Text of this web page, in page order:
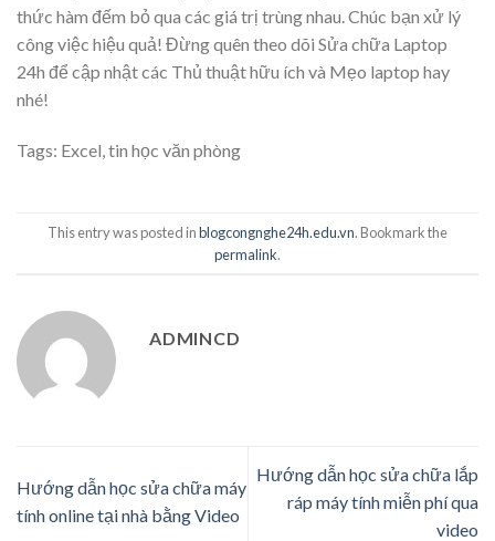
thức hàm đếm bỏ qua các giá trị trùng nhau. Chúc bạn xử lý
công việc hiệu quả! Đừng quên theo dõi Sửa chữa Laptop
24h để cập nhật các Thủ thuật hữu ích và Mẹo laptop hay
nhé!
Tags: Excel tin học văn phòng
This entry was posted inblogcongnghe24h.edu.vn. Bookmark the
permalink.
ADMINCD
Hướng dẫn học sửa chữa máy
tính online tại nhà bằng Video
Hướng dẫn học sửa chữa lắp
ráp máy tính miễn phí qua
video